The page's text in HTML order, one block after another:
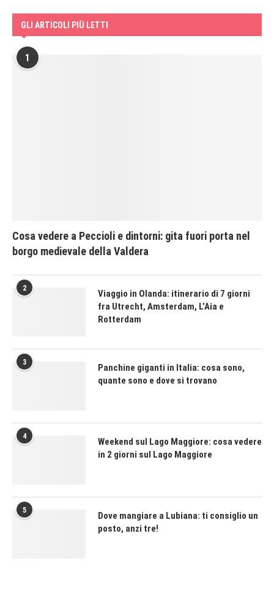
GLI ARTICOLI PIÙ LETTI
1
Cosa vedere a Peccioli e dintorni: gita fuori porta nel
borgo medievale della Valdera
2
Viaggio in Olanda: itinerario di 7 giorni
fra Utrecht, Amsterdam, L’Aia e
Rotterdam
3
Panchine giganti in Italia: cosa sono,
quante sono e dove si trovano
4
Weekend sul Lago Maggiore: cosa vedere
in 2 giorni sul Lago Maggiore
5
Dove mangiare a Lubiana: ti consiglio un
posto, anzi tre!